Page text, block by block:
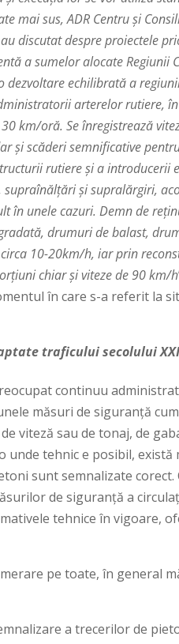
mai sus, ADR Centru și
discutat despre proiectele
a sumelor alocate Regiunii
dezvoltare echilibrată a
arterelor rutiere,
km/oră. Se înregistrează
și scăderi semnificative
rutiere și a introducerii
și supralărgiri,
în unele cazuri. Demn de
drumuri de balast,
10-20km/h, iar prin
chiar și viteze de 90 km/h
în care s-a referit la
traficului secolului XXI
continuu
măsuri de siguranță
viteză sau de tonaj, de
unde tehnic e posibil,
sunt semnalizate
de siguranță a
tehnice în vigoare,
pe toate, în general
a trecerilor de